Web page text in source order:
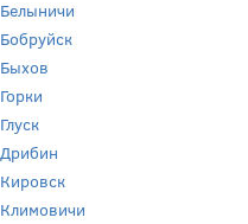
Белыничи
Бобруйск
Быхов
Горки
Глуск
Дрибин
Кировск
Климовичи